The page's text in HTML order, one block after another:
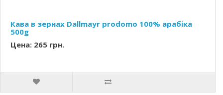
Кава в зернах Dallmayr prodomo 100% арабіка
500g
Цена: 265 грн.